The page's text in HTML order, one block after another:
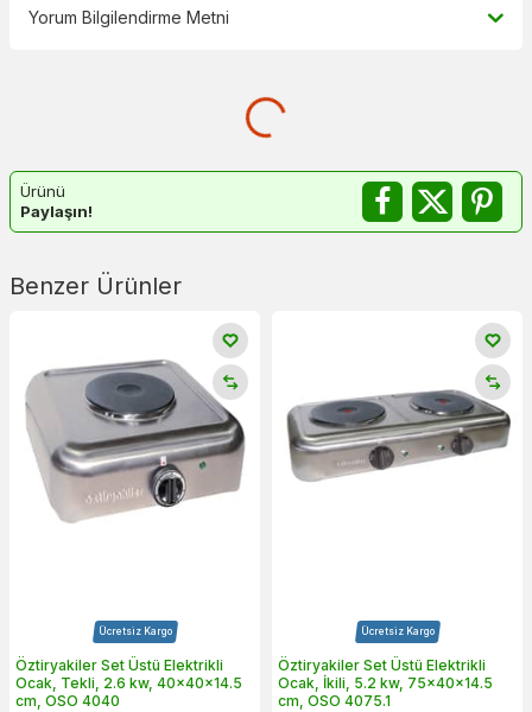
Yorum Bilgilendirme Metni
Ürünü
Paylaşın!
Benzer Ürünler
Ücretsiz Kargo
Öztiryakiler Set Üstü Elektrikli
Ocak, Tekli, 2.6 kw, 40x40x14.5
cm, OSO 4040
Ücretsiz Kargo
Öztiryakiler Set Üstü Elektrikli
Ocak, İkili, 5.2 kw, 75x40x14.5
cm, OSO 4075.1